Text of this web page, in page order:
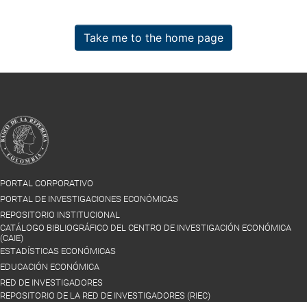
Take me to the home page
PORTAL CORPORATIVO
PORTAL DE INVESTIGACIONES ECONÓMICAS
REPOSITORIO INSTITUCIONAL
CATÁLOGO BIBLIOGRÁFICO DEL CENTRO DE INVESTIGACIÓN ECONÓMICA
(CAIE)
ESTADÍSTICAS ECONÓMICAS
EDUCACIÓN ECONÓMICA
RED DE INVESTIGADORES
REPOSITORIO DE LA RED DE INVESTIGADORES (RIEC)